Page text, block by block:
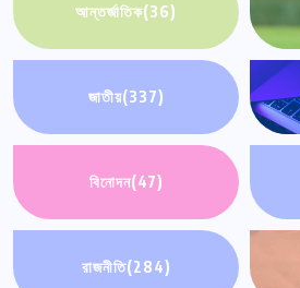
আন্তর্জাতিক(36)
জাতীয়(337)
বিনোদন(47)
রাজনীতি(284)